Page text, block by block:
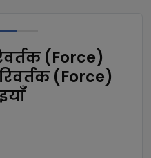
(Force)
(Force)